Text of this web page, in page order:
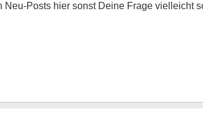
Posts hier sonst Deine Frage vielleicht